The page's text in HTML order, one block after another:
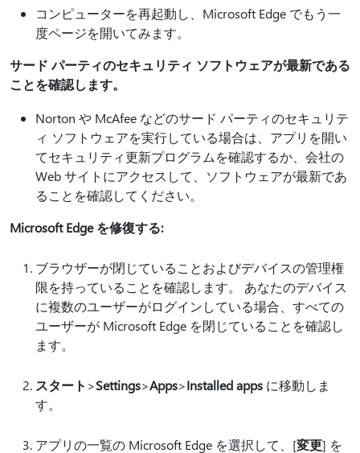
コンピューターを再起動し、Microsoft Edge でもう一
度ページを開いてみます。
サード パーティのセキュリティ ソフトウェアが最新である
ことを確認します。
Norton や McAfee などのサード パーティのセキュリテ
ィ ソフトウェアを実行している場合は、アプリを開い
てセキュリティ更新プログラムを確認するか、会社の
Web サイトにアクセスして、ソフトウェアが最新であ
ることを確認してください。
Microsoft Edge を修復する:
ブラウザーが閉じていることおよびデバイスの管理権
限を持っていることを確認します。 あなたのデバイス
に複数のユーザーがログインしている場合、すべての
ユーザーが Microsoft Edge を閉じていることを確認し
ます。
スタート >Settings>Apps>Installed apps に移動しま
す。
アプリの一覧の Microsoft Edge を選択して、[変更] を